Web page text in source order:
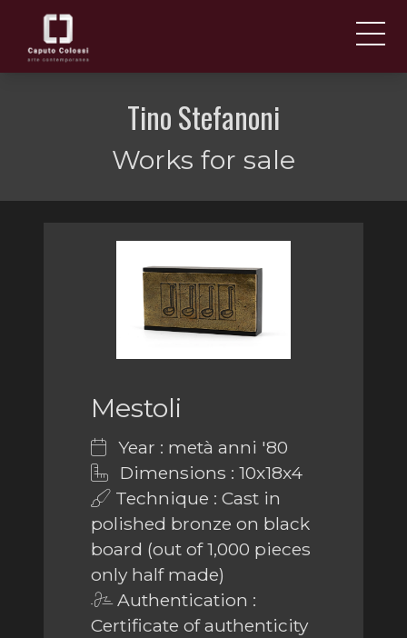
NEWS AND EVENTS
ARTISTS AND WORKS
Tino Stefanoni
Works for sale
Mestoli
Year : metà anni '80
Dimensions : 10x18x4
Technique : Cast in
polished bronze on black
board (out of 1,000 pieces
only half made)
Authentication :
Certificate of authenticity